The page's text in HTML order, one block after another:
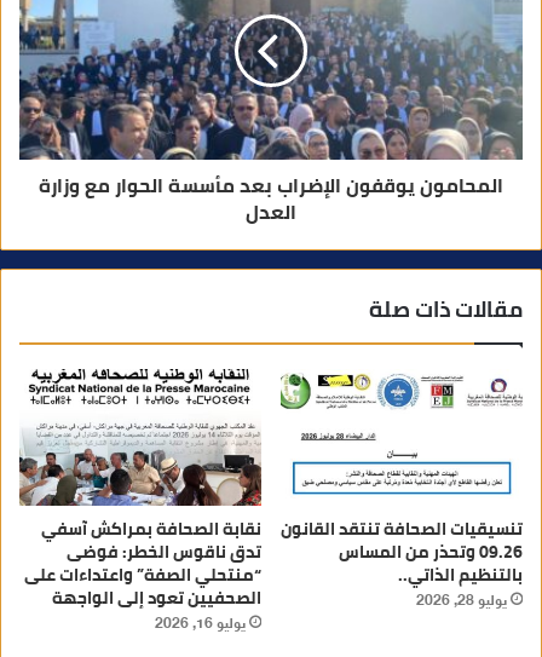
المحامون يوقفون الإضراب بعد مأسسة الحوار مع وزارة
العدل
مقالات ذات صلة
تنسيقيات الصحافة تنتقد القانون
09.26 وتحذر من المساس
بالتنظيم الذاتي..
يوليو 28, 2026
نقابة الصحافة بمراكش آسفي
تدق ناقوس الخطر: فوضى
“منتحلي الصفة” واعتداءات على
الصحفيين تعود إلى الواجهة
يوليو 16, 2026